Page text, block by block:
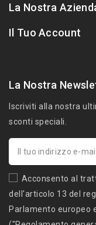
La Nostra
Il Tuo Account
La Nostra
Iscriviti alla nostra
sconti speciali.
Acconsento al
dell'articolo 13 del
Parlamento europeo